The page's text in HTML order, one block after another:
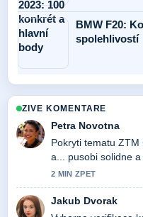
BMW F20:
spolehlivostí
ZIVE KOMENTARE
Petra Novotna
Pokryti tematu
a... pusobi solidne
2 MIN ZPET
Jakub Dvorak